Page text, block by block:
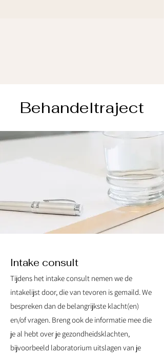
Behandeltraject
Intake consult
Tijdens het intake consult nemen we de
intakelijst door, die van tevoren is gemaild. We
bespreken dan de belangrijkste klacht(en)
en/of vragen. Breng ook de informatie mee die
je al hebt over je gezondheidsklachten,
bijvoorbeeld laboratorium uitslagen van je